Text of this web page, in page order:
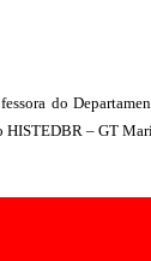
do
HISTEDBR – GT